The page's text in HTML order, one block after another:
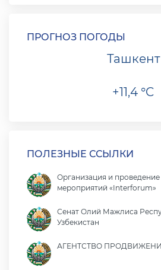
ПРОГНОЗ ПОГОДЫ
Ташкент
+11,4 °C
ПОЛЕЗНЫЕ ССЫЛКИ
Организация и
мероприятий «Interforum»
Сенат Олий Мажлиса
Узбекистан
АГЕНТСТВО